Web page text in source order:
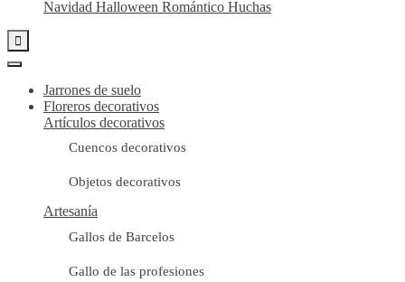
Navidad Halloween Romántico Huchas

Jarrones de suelo
Floreros decorativos
Artículos decorativos
Cuencos decorativos
Objetos decorativos
Artesanía
Gallos de Barcelos
Gallo de las profesiones